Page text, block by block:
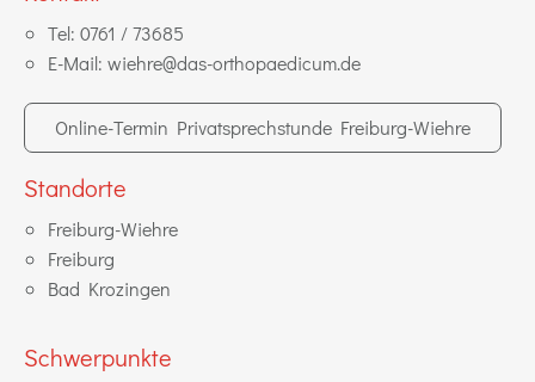
Tel: 0761 / 73685
E-Mail: wiehre@das-orthopaedicum.de
Online-Termin Privatsprechstunde Freiburg-Wiehre
Standorte
Freiburg-Wiehre
Freiburg
Bad Krozingen
Schwerpunkte